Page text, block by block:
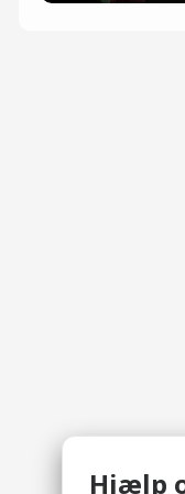
Hjælp